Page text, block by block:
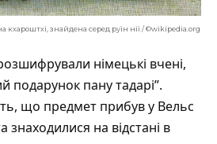
кхароштхі, знайдена серед руїн нії / ©wikipedia.org
німецькі вчені,
подарунок пану тадарі”.
що предмет прибув у Вельс
знаходилися на відстані в